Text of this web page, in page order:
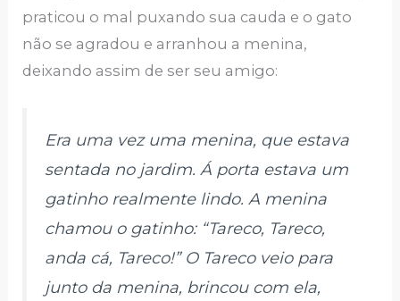
praticou o mal puxando sua cauda e o gato
não se agradou e arranhou a menina,
deixando assim de ser seu amigo:
Era uma vez uma menina, que estava
sentada no jardim. Á porta estava um
gatinho realmente lindo. A menina
chamou o gatinho: “Tareco, Tareco,
anda cá, Tareco!” O Tareco veio para
junto da menina, brincou com ela,